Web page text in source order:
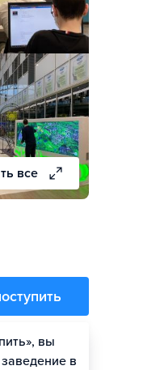
все
вы
в